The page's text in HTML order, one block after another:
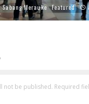
Sabang Merauke Featured
not be published. Required